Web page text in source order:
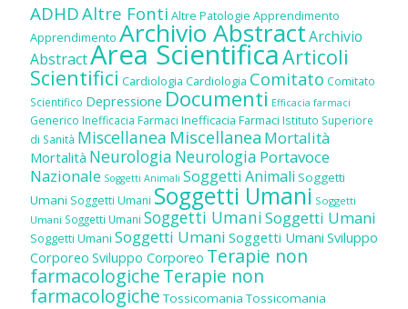
ADHDAltre Fonti Altre Patologie Apprendimento
Apprendimento Archivio AbstractArchivio
AbstractArea ScientificaArticoli
Scientifici Cardiologia Cardiologia Comitato Comitato
Scientifico Depressione Documenti Efficacia farmaci
Generico Inefficacia Farmaci Inefficacia Farmaci Istituto Superiore
di Sanità Miscellanea Miscellanea Mortalità
Mortalità Neurologia Neurologia Portavoce
Nazionale Soggetti Animali Soggetti Animali Soggetti
Umani Soggetti Umani Soggetti Umani Soggetti
Umani Soggetti Umani Soggetti UmaniSoggetti Umani
Soggetti Umani Soggetti Umani Soggetti Umani Sviluppo
Corporeo Sviluppo Corporeo Terapie non
farmacologicheTerapie non
farmacologiche Tossicomania Tossicomania